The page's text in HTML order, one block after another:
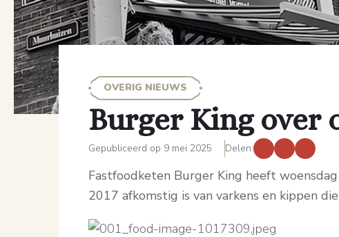
OVERIG NIEUWS
Burger King over
Gepubliceerd op 9 mei 2025 Delen:
Fastfoodketen Burger King heeft
2017 afkomstig is van varkens en kippen